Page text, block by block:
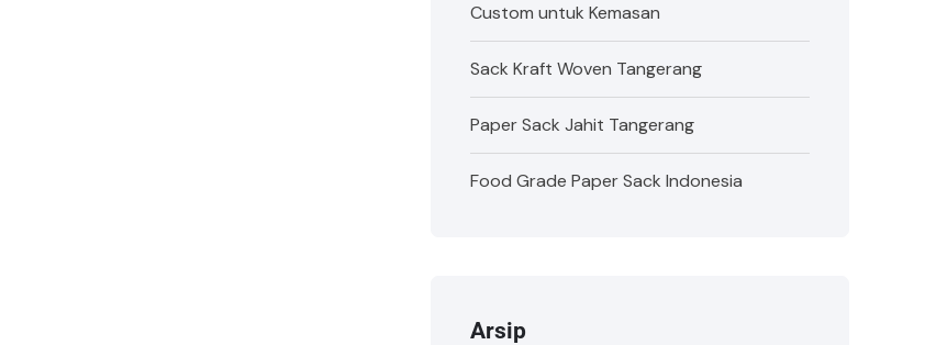
Custom untuk Kemasan
Sack Kraft Woven Tangerang
Paper Sack Jahit Tangerang
Food Grade Paper Sack Indonesia
Arsip